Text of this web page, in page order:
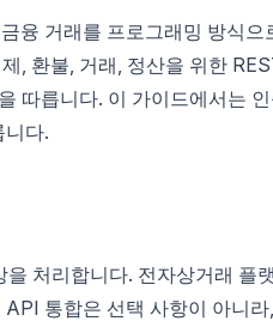
융 거래를 프로그래밍 방식으
, 환불, 거래, 정산을 위한
따릅니다. 이 가이드에서는
니다.
처리합니다. 전자상거래 플
통합은 선택 사항이 아니